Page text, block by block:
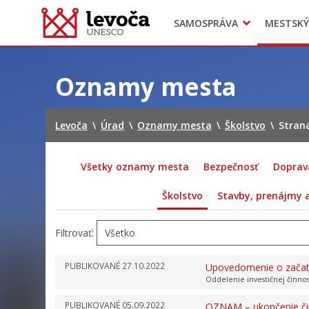
SAMOSPRÁVA
Dokumenty mesta
Projekty
Doprava
Oznamy mesta
Levoča \ Úrad \ Oznamy mesta \ Školstvo \
Všetky oznamy mesta Bezpečnosť
Školstvo Stavby, prenájmy
Filtrovať:
PUBLIKOVANÉ 27.10.2022 Upovedomenie o
Oddelenie investičnej
PUBLIKOVANÉ 05.09.2022